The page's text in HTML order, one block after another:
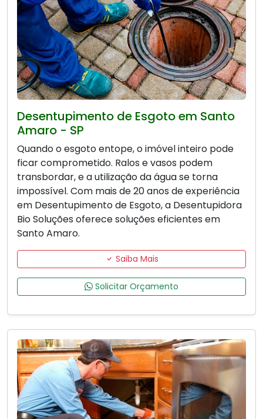
Desentupimento de Esgoto em Santo
Amaro - SP
Quando o esgoto entope, o imóvel inteiro pode
ficar comprometido. Ralos e vasos podem
transbordar, e a utilização da água se torna
impossível. Com mais de 20 anos de experiência
em Desentupimento de Esgoto, a Desentupidora
Bio Soluções oferece soluções eficientes em
Santo Amaro.
Saiba Mais
Solicitar Orçamento